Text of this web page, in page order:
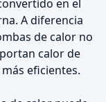
en el
A diferencia
de calor no
calor de
eficientes.